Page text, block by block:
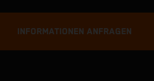
INFORMATIONEN ANFRAGEN